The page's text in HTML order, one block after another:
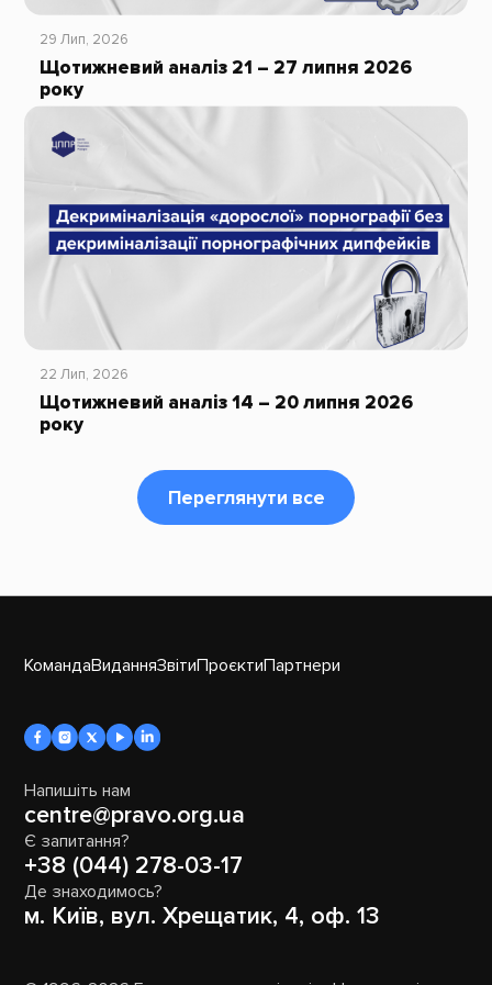
29 Лип, 2026
Щотижневий аналіз 21 – 27 липня 2026
року
22 Лип, 2026
Щотижневий аналіз 14 – 20 липня 2026
року
Переглянути все
КомандаВиданняЗвітиПроєктиПартнери
Напишіть нам
centre@pravo.org.ua
Є запитання?
+38 (044) 278-03-17
Де знаходимось?
м. Київ, вул. Хрещатик, 4, оф. 13